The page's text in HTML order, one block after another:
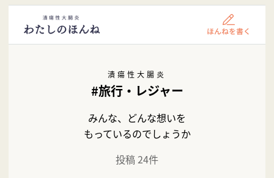
潰瘍性大腸炎
#旅行・レジャー
みんな、どんな想いを
もっているのでしょうか
投稿 24件